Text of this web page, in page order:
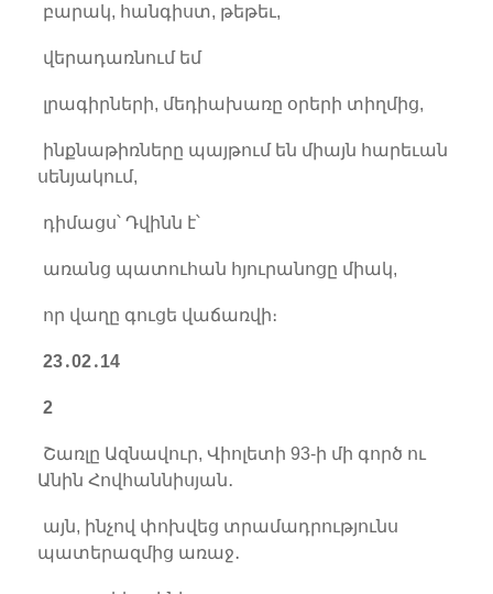
բարակ, հանգիստ, թեթեւ,
վերադառնում եմ
լրագիրների, մեդիախառը օրերի տիղմից,
ինքնաթիռները պայթում են միայն հարեւան
սենյակում,
դիմացս՝ Դվինն է՝
առանց պատուհան հյուրանոցը միակ,
որ վաղը գուցե վաճառվի։
23․02․14
2
Շառլը Ազնավուր, Վիոլետի 93-ի մի գործ ու
Անին Հովհաննիսյան․
այն, ինչով փոխվեց տրամադրությունս
պատերազմից առաջ․